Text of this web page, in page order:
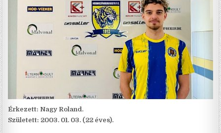
Érkezett: Nagy Roland.
Született: 2003. 01. 03. (22 éves).